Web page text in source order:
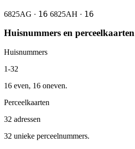
6825AG · 16 6825AH · 16
Huisnummers en perceelkaarten
Huisnummers
1-32
16 even, 16 oneven.
Perceelkaarten
32 adressen
32 unieke perceelnummers.